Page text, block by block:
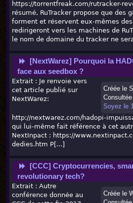
https://torrentfreak.com/rutracker-
résumé, RuTracker propose que des
forment et réservent eux-mêmes
redirigeront vers les machines de
le nom de domaine du tracker ne
[NextWarez] Pourquoi la
face aux seedbox ?
Créée le
Soyez le
Extrait : Je renvoie vers
cet article publié sur
NextWarez:
http://nextwarez.com/hadopi-
qui lui-même fait référence à cet
NextInpact : https://
dedies.htm P[...]
[CCC] Cryptocurrencies,
revolutionary tech?
Créée le
Extrait : Autre
conférence donnée au